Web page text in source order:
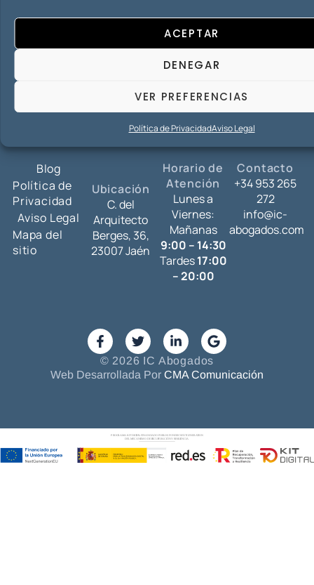
ACEPTAR
DENEGAR
VER PREFERENCIAS
Política de PrivacidadAviso Legal
presupuesto?
con el cliente, seriedad, profesionalidad, anonimato,
Blog
Política de
Privacidad
Aviso Legal
Mapa del
sitio
Ubicación
C. del
Arquitecto
Berges, 36,
23007 Jaén
Horario de
Atención
Lunes a
Viernes:
Mañanas
9:00 – 14:30
Tardes17:00
– 20:00
Contacto
+34 953 265
272
info@ic-
abogados.com
© 2026 IC Abogados
Web Desarrollada Por CMA Comunicación